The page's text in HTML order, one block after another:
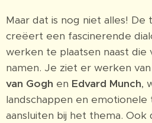
Maar dat is nog niet alles! De
creëert een fascinerende
werken te plaatsen naast die
namen. Je ziet er werken van
van Gogh en Edvard Munch,
landschappen en
aansluiten bij het thema. Ook